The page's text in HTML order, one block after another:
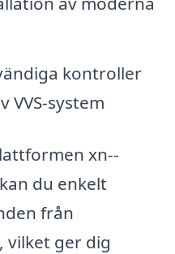
kontroller
VVS-system
xn--
du enkelt
från
, vilket ger dig